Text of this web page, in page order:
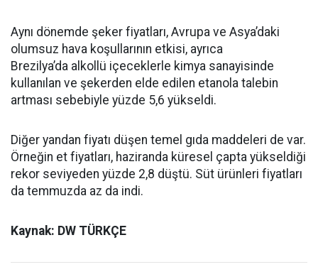
Aynı dönemde şeker fiyatları, Avrupa ve Asya’daki
olumsuz hava koşullarının etkisi, ayrıca
Brezilya’da alkollü içeceklerle kimya sanayisinde
kullanılan ve şekerden elde edilen etanola talebin
artması sebebiyle yüzde 5,6 yükseldi.
Diğer yandan fiyatı düşen temel gıda maddeleri de var.
Örneğin et fiyatları, haziranda küresel çapta yükseldiği
rekor seviyeden yüzde 2,8 düştü. Süt ürünleri fiyatları
da temmuzda az da indi.
Kaynak: DW TÜRKÇE